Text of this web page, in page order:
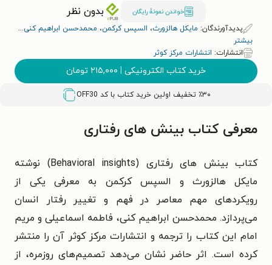
خواندن نمونۀ رایگان بدون نظر
پدیدآورندگان: مایکل هالزورث، السپس کرکمن، محمدحسن ابراهیم کنی...
بیشتر
انتشارات: انتشارات مرکز کوثر
خرید کتاب الکترونیکی | ۲۱۵,۰۰۰ تومان
٪۳۰ تخفیف اولین خرید کتاب با کد OFF30
معرفی کتاب بینش های رفتاری
کتاب بینش های رفتاری (Behavioral insights) نوشته
مایکل هالزورث و السپس کرکمن به معرفی یکی از
رویکردهای مهم معاصر در فهم و تغییر رفتار انسان
می‌پردازد. محمدحسن ابراهیم کنی، فاطمه اسماعیلی و مریم
امام این کتاب را ترجمه و انتشارات مرکز کوثر آن را منتشر
کرده است. اثر حاضر نشان می‌دهد تصمیم‌های روزمره، از